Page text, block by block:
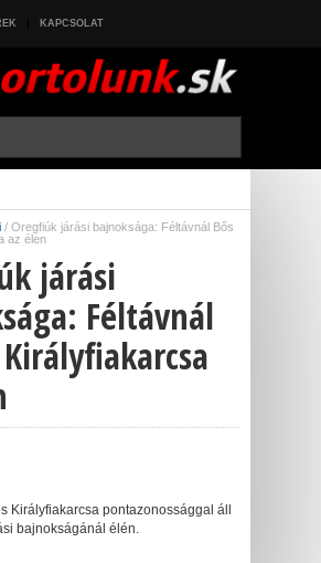
KAPCSOLAT
/ Öregfiúk járási bajnoksága: Féltávnál Bős
az élen
járási
Féltávnál
Királyfiakarcsa
Királyfiakarcsa pontazonossággal áll
bajnokságánál élén.